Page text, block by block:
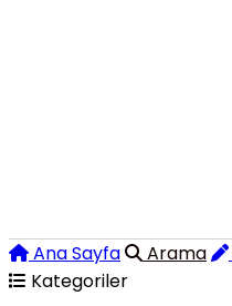
Ana Sayfa Arama
Kategoriler